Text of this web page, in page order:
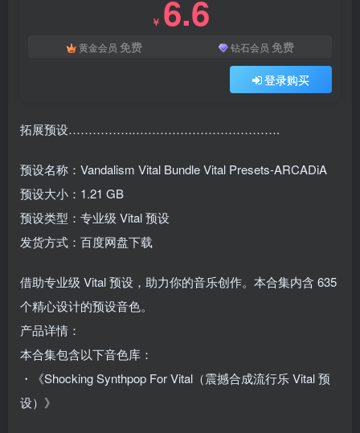
￥ 6.6
黄金会员 免费 钻石会员 免费
登录购买
拓展预设…………….……………………………….
预设名称：Vandalism Vital Bundle Vital Presets-ARCADiA
预设大小：1.21 GB
预设类型：专业级 Vital 预设
发货方式：百度网盘下载
借助专业级 Vital 预设，助力你的音乐创作。本合集内含 635
个精心设计的预设音色。
产品详情：
本合集包含以下音色库：
・《Shocking Synthpop For Vital（震撼合成流行乐 Vital 预
设）》